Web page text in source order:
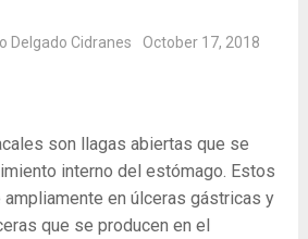
Delgado Cidranes October 17, 2018
son llagas abiertas que se
interno del estómago. Estos
en úlceras gástricas y
que se producen en el